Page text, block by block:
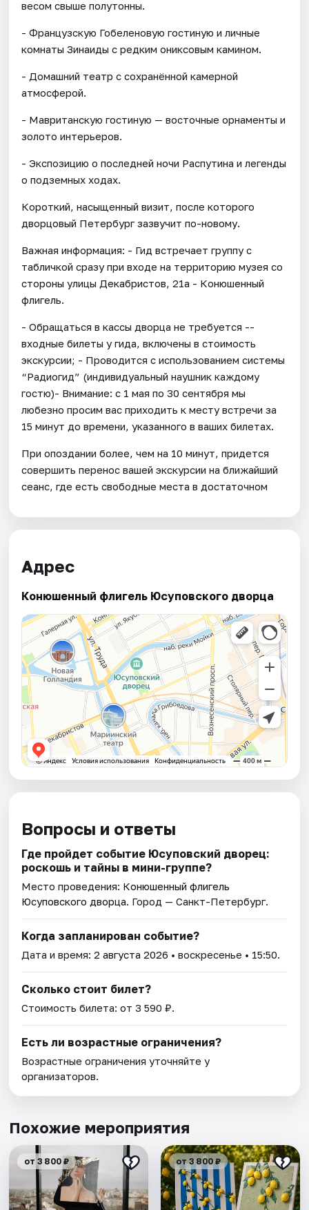
весом свыше полутонны.
- Французскую Гобеленовую гостиную и личные
комнаты Зинаиды с редким ониксовым камином.
- Домашний театр с сохранённой камерной
атмосферой.
- Мавританскую гостиную — восточные орнаменты и
золото интерьеров.
- Экспозицию о последней ночи Распутина и легенды
о подземных ходах.
Короткий, насыщенный визит, после которого
дворцовый Петербург зазвучит по-новому.
Важная информация: - Гид встречает группу с
табличкой сразу при входе на территорию музея со
стороны улицы Декабристов, 21а - Конюшенный
флигель.
- Обращаться в кассы дворца не требуется --
входные билеты у гида, включены в стоимость
экскурсии; - Проводится с использованием системы
“Радиогид” (индивидуальный наушник каждому
гостю)- Внимание: с 1 мая по 30 сентября мы
любезно просим вас приходить к месту встречи за
15 минут до времени, указанного в ваших билетах.
При опоздании более, чем на 10 минут, придется
совершить перенос вашей экскурсии на ближайший
сеанс, где есть свободные места в достаточном
Адрес
Конюшенный флигель Юсуповского дворца
Вопросы и ответы
Где пройдет событие Юсуповский дворец:
роскошь и тайны в мини-группе?
Место проведения: Конюшенный флигель
Юсуповского дворца. Город — Санкт-Петербург.
Когда запланирован событие?
Дата и время:2 августа 2026 • воскресенье • 15:50.
Сколько стоит билет?
Стоимость билета: от 3 590 ₽.
Есть ли возрастные ограничения?
Возрастные ограничения уточняйте у
организаторов.
Похожие мероприятия
от 3 800 ₽ от 3 800 ₽